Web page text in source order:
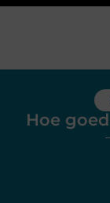
Hoe